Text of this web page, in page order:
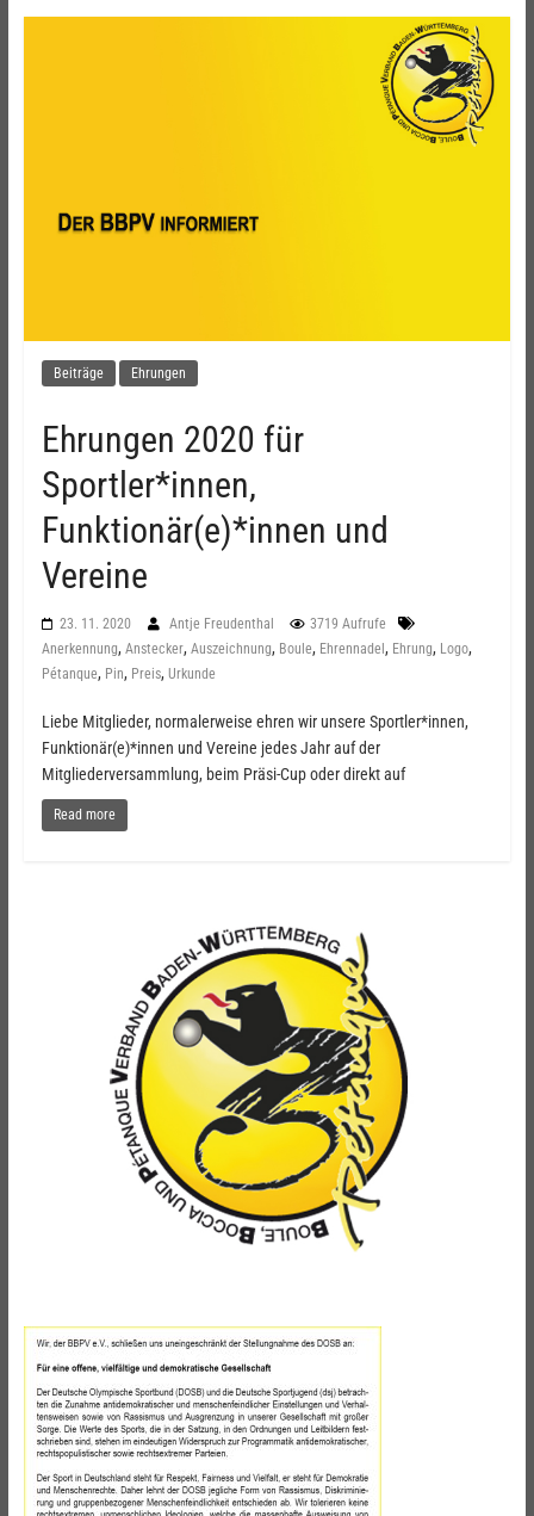
Beiträge Ehrungen
Ehrungen 2020 für
Sportler*innen,
Funktionär(e)*innen und
Vereine
23. 11. 2020 Antje Freudenthal
3719 Aufrufe
Anerkennung, Anstecker, Auszeichnung, Boule, Ehrennadel , Ehrung, Logo,
Pétanque, Pin, Preis, Urkunde
Liebe Mitglieder, normalerweise ehren wir unsere Sportler*innen,
Funktionär(e)*innen und Vereine jedes Jahr auf der
Mitgliederversammlung, beim Präsi-Cup oder direkt auf
Read more